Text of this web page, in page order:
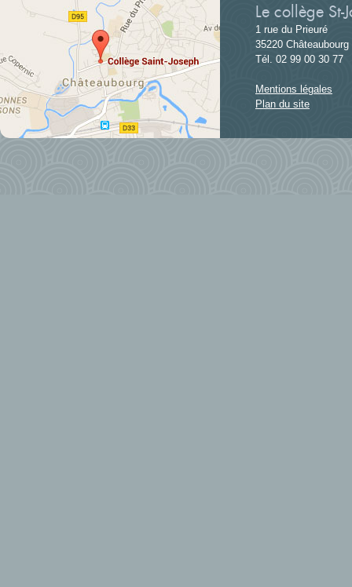
Le collège St-
1 rue du Prieuré
35220 Châteaubourg
Tél. 02 99 00 30 77
Mentions légales
Plan du site